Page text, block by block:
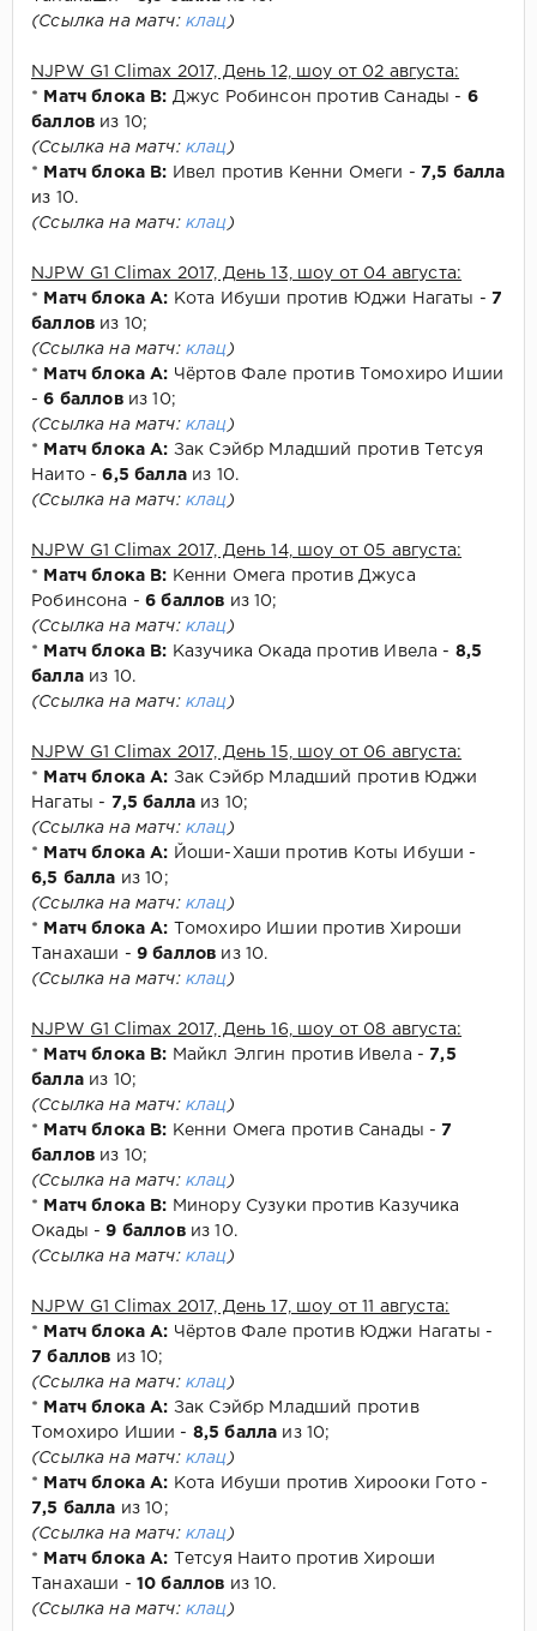
(Ссылка на матч: клац)
NJPW G1 Climax 2017, День 12, шоу от 02 августа:
*
Матч блока В: Джус Робинсон против Санады - 6
баллов из 10;
(Ссылка на матч: клац)
* Матч блока В: Ивел против Кенни Омеги - 7,5 балла
из 10.
(Ссылка на матч: клац)
NJPW G1 Climax 2017, День 13, шоу от 04 августа:
*
Матч блока А: Кота Ибуши против Юджи Нагаты - 7
баллов из 10;
(Ссылка на матч: клац)
* Матч блока А: Чёртов Фале против Томохиро Ишии
-6 балловиз 10;
(Ссылка на матч: клац)
* Матч блока А: Зак Сэйбр Младший против Тетсуя
Наито -6,5 баллаиз 10.
(Ссылка на матч: клац)
NJPW G1 Climax 2017, День 14, шоу от 05 августа:
*
Матч блока В: Кенни Омега против Джуса
Робинсона -6 баллов из 10;
(Ссылка на матч: клац)
* Матч блока В: Казучика Окада против Ивела - 8,5
баллаиз 10.
(Ссылка на матч: клац)
NJPW G1 Climax 2017, День 15, шоу от 06 августа:
*
Матч блока А: Зак Сэйбр Младший против Юджи
Нагаты - 7,5 балла из 10;
(Ссылка на матч: клац)
* Матч блока А: Йоши-Хаши против Коты Ибуши -
6,5 балла из 10;
(Ссылка на матч: клац)
* Матч блока А: Томохиро Ишии против Хироши
Танахаши - 9 баллов из 10.
(Ссылка на матч: клац)
NJPW G1 Climax 2017, День 16, шоу от 08 августа:
*
Матч блока В: Майкл Элгин против Ивела - 7,5
баллаиз 10;
(Ссылка на матч: клац)
* Матч блока В: Кенни Омега против Санады - 7
баллов из 10;
(Ссылка на матч: клац)
* Матч блока В: Минору Сузуки против Казучика
Окады -9 балловиз 10.
(Ссылка на матч: клац)
NJPW G1 Climax 2017, День 17, шоу от 11 августа:
*
Матч блока А: Чёртов Фале против Юджи Нагаты -
7 баллов из 10;
(Ссылка на матч: клац)
* Матч блока А: Зак Сэйбр Младший против
Томохиро Ишии - 8,5 балла из 10;
(Ссылка на матч: клац)
* Матч блока А: Кота Ибуши против Хирооки Гото -
7,5 балла из 10;
(Ссылка на матч: клац)
* Матч блока А: Тетсуя Наито против Хироши
Танахаши - 10 баллов из 10.
(Ссылка на матч: клац)